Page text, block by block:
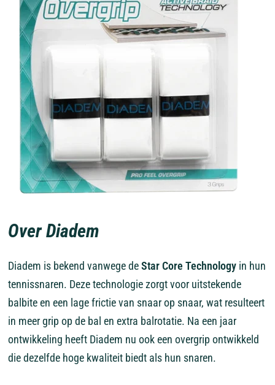
Over Diadem
Diadem is bekend vanwege deStar Core Technologyin hun
tennissnaren. Deze technologie zorgt voor uitstekende
balbite en een lage frictie van snaar op snaar, wat resulteert
in meer grip op de bal en extra balrotatie. Na een jaar
ontwikkeling heeft Diadem nu ook een overgrip ontwikkeld
die dezelfde hoge kwaliteit biedt als hun snaren.